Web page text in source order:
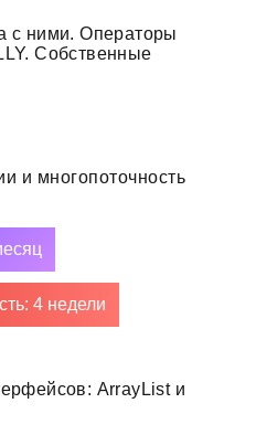
с ними. Операторы
Собственные
и многопоточность
4 недели
ArrayList и